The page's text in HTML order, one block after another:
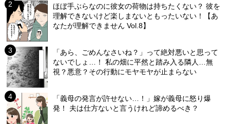
ほぼ手ぶらなのに彼女の荷物は持ちたくない？ 彼を
理解できないけど楽しまないともったいない！【あ
なたが理解できません Vol.8】
「あら、ごめんなさいね？」って絶対悪いと思って
ないでしょ…！ 私の畑に平然と踏み入る隣人…無
視？悪意？その行動にモヤモヤが止まらない
「義母の発言が許せない…！」嫁が義母に怒り爆
発！ 夫は仕方ないと言うけれど諦めるべき？